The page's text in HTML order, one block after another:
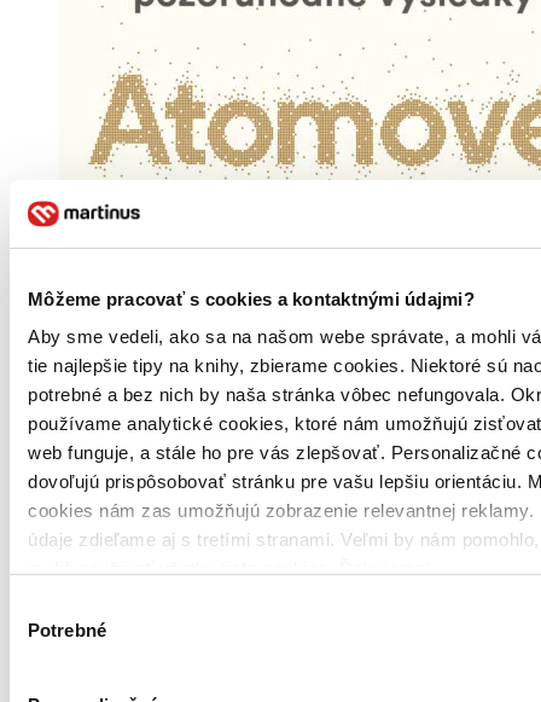
Môžeme pracovať s cookies a kontaktnými údajmi?
Aby sme vedeli, ako sa na našom webe správate, a mohli
tie najlepšie tipy na knihy, zbierame cookies. Niektoré sú
potrebné a bez nich by naša stránka vôbec nefungovala.
používame analytické cookies, ktoré nám umožňujú
web funguje, a stále ho pre vás zlepšovať. Personalizačné
dovoľujú prispôsobovať stránku pre vašu lepšiu orientáciu.
cookies nám zas umožňujú zobrazenie relevantnej reklamy.
údaje zdieľame aj s tretími stranami. Veľmi by nám
súhlasu
Potrebné